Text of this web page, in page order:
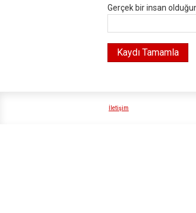
Gerçek bir insan
İletişim